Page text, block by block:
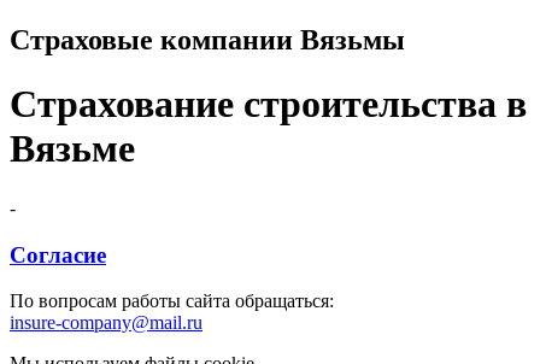
Страховые компании Вязьмы
Страхование строительства в
Вязьме
-
Согласие
По вопросам работы сайта обращаться:
insure-company@mail.ru